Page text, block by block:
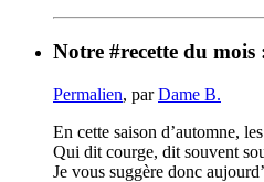
Notre #recette du mois
Permalien, parDame B.
En cette saison d’automne,
Qui dit courge, dit souvent
Je vous suggère donc